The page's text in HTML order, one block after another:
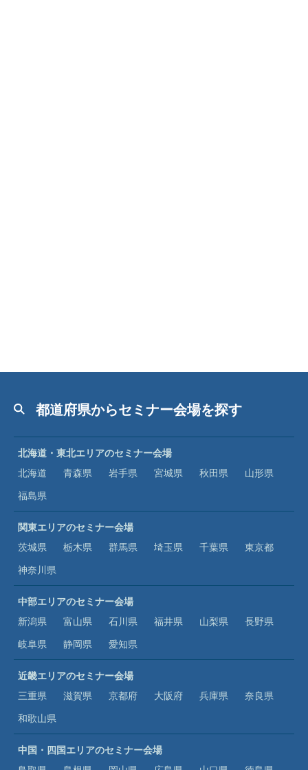
都道府県からセミナー会場を探す
北海道・東北エリアのセミナー会場
北海道
青森県 岩手県 宮城県 秋田県
山形県
福島県
関東エリアのセミナー会場
茨城県
栃木県 群馬県 埼玉県 千葉県
東京都
神奈川県
中部エリアのセミナー会場
新潟県
富山県 石川県 福井県 山梨県
長野県
岐阜県
静岡県 愛知県
近畿エリアのセミナー会場
三重県
滋賀県 京都府 大阪府 兵庫県
奈良県
和歌山県
中国・四国エリアのセミナー会場